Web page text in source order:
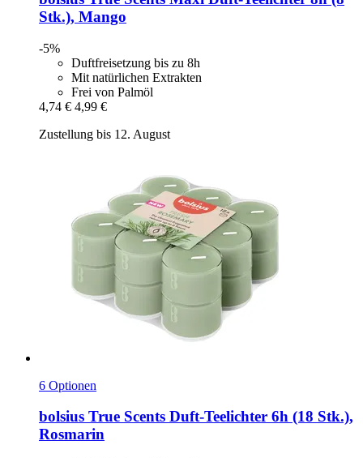
Stk.), Mango
-5%
Duftfreisetzung bis zu 8h
Mit natürlichen Extrakten
Frei von Palmöl
4,74 € 4,99 €
Zustellung bis 12. August
6 Optionen
bolsius True Scents Duft-​Teelichter 6h (18 Stk.),
Rosmarin